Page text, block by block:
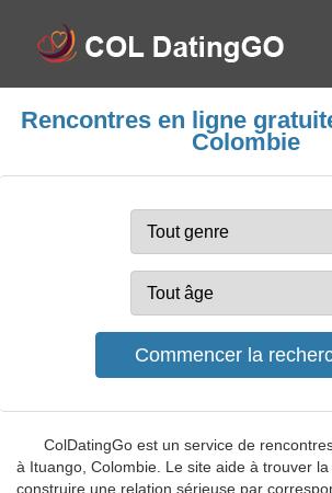
Rencontres en ligne
Colombie
ColDatingGo est un service de
à Ituango, Colombie. Le site aide à trouver
construire une relation sérieuse par